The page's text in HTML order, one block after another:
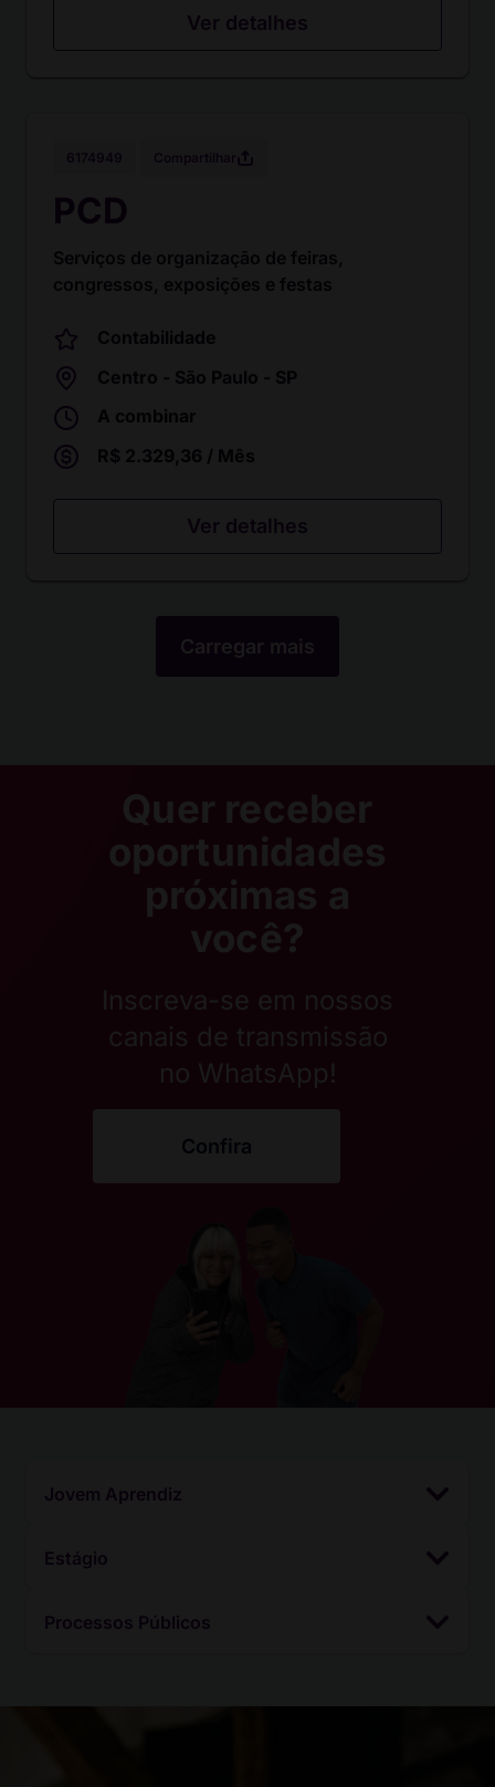
Ver detalhes
PCD
Serviços de organização de feiras,
congressos, exposições e festas
Contabilidade
Centro - São Paulo - SP
A combinar
R$ 2.329,36 / Mês
Ver detalhes
Carregar mais
Quer receber
oportunidades
próximas a
você?
Inscreva-se em nossos
canais de transmissão
no WhatsApp!
Confira
Jovem Aprendiz
Estágio
Processos Públicos